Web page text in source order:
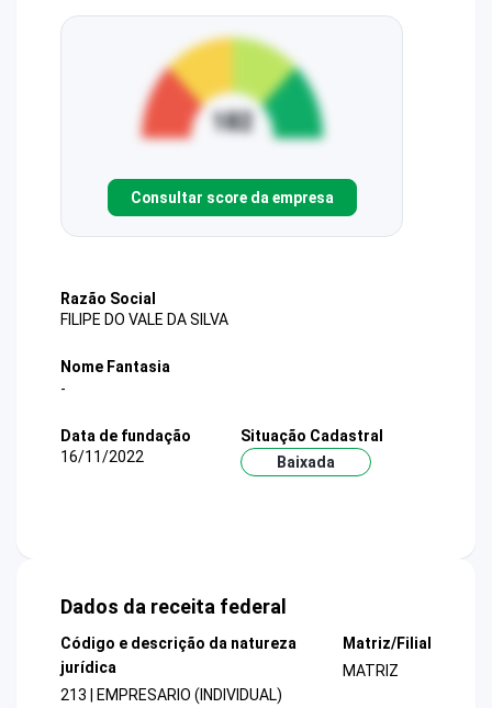
Consultar score da empresa
Razão Social
FILIPE DO VALE DA SILVA
Nome Fantasia
-
Data de fundação
16/11/2022
Situação Cadastral
Baixada
Dados da receita federal
Código e descrição da natureza
jurídica
213 | EMPRESARIO (INDIVIDUAL)
Matriz/Filial
MATRIZ